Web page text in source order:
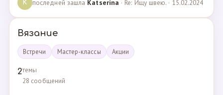
K последней зашла Katserina · Re: Ищу швею. · 15.02.2024
Вязание
Встречи Мастер-классы Акции
2темы
28 сообщений